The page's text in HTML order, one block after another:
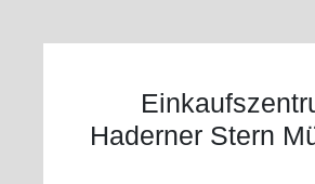
Haderner Stern